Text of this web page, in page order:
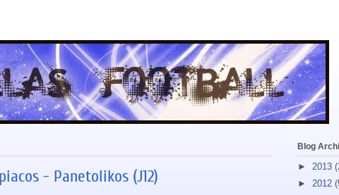
- Panetolikos (J12)
Blog
► 2013
► 2012